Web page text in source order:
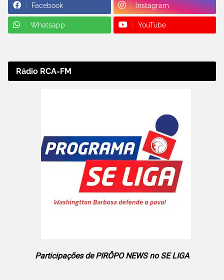
Facebook Instagram
Whatsapp YouTube
Rádio RCA-FM
Participações de PIRÔPO NEWS no SE LIGA